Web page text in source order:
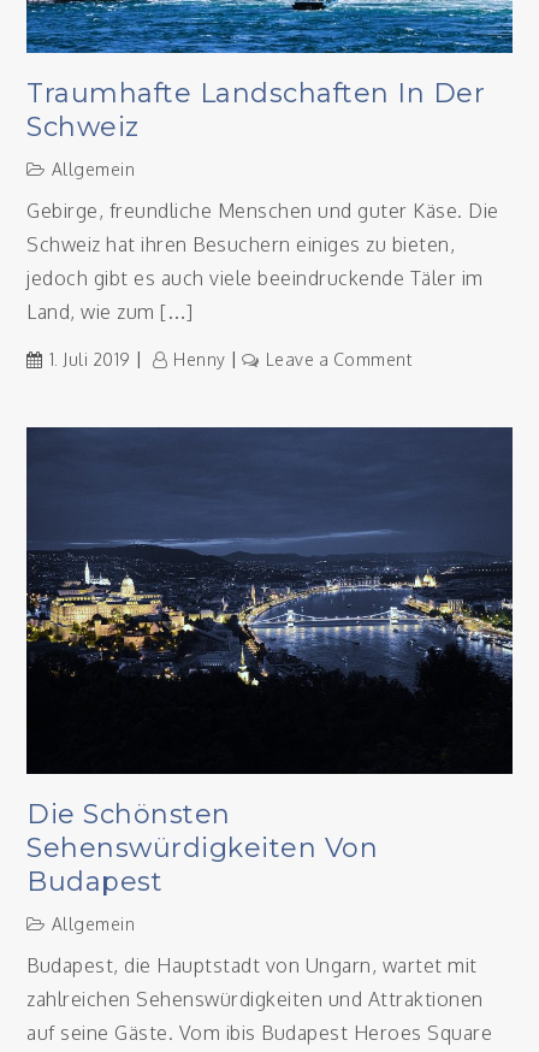
Traumhafte Landschaften In Der
Schweiz
Allgemein
Gebirge, freundliche Menschen und guter Käse. Die
Schweiz hat ihren Besuchern einiges zu bieten,
jedoch gibt es auch viele beeindruckende Täler im
Land, wie zum […]
1. Juli 2019 Henny Leave a Commenton
Die Schönsten
Sehenswürdigkeiten Von
Budapest
Allgemein
Budapest, die Hauptstadt von Ungarn, wartet mit
zahlreichen Sehenswürdigkeiten und Attraktionen
auf seine Gäste. Vom ibis Budapest Heroes Square